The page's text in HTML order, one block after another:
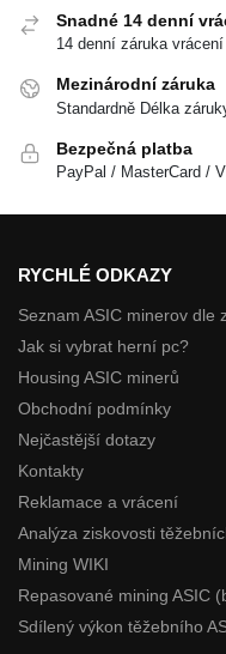
Snadné 14 denní
14 denní záruka vrácení
Mezinárodní záruka
Standardně Délka
Bezpečná platba
PayPal / MasterCard /
RYCHLÉ ODKAZY
Seznam ASIC minerov dle
Jak si vybrat herní pc?
Housing ASIC minerů
Obchodní podmínky
Nejčastější dotazy
Kontakty
Reklamace a vrácení
Analýza ziskovosti
Mining WIKI
Repasované mining ASIC
Sdílený výkon těžebního